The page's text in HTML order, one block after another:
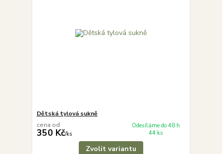
Dětská tylová sukně
cena od
350 Kč/ks
Odesíláme do 48 h
44 ks
Zvolit variantu